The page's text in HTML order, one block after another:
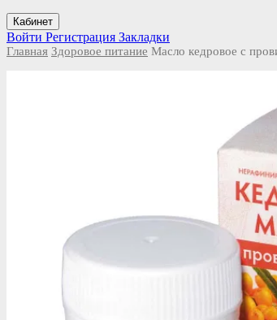
Кабинет
Войти Регистрация Закладки
Главная Здоровое питание Масло кедровое с